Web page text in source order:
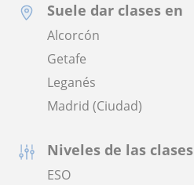
Suele dar clases en
Alcorcón
Getafe
Leganés
Madrid (Ciudad)
Niveles de las clases
ESO